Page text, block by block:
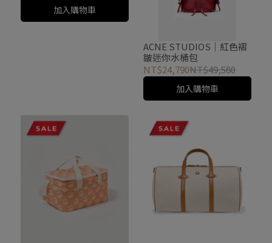
加入購物車
ACNE STUDIOS｜紅色褶
皺迷你水桶包
NT$24,790NT$49,580
加入購物車